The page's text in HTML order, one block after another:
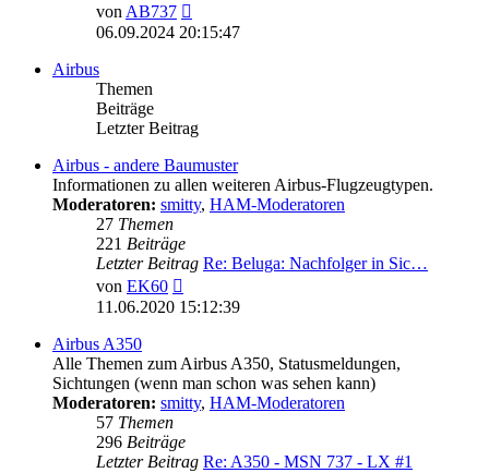
vonAB737
Beitrag
06.09.2024 20:15:47
Airbus
Themen
Beiträge
Letzter Beitrag
Airbus - andere Baumuster
Informationen zu allen weiteren Airbus-Flugzeugtypen.
Moderatoren: smitty, HAM-Moderatoren
27 Themen
221 Beiträge
Letzter Beitrag Re: Beluga: Nachfolger in Sic…
von EK60
Beitrag
11.06.2020 15:12:39
Airbus A350
Alle Themen zum Airbus A350, Statusmeldungen,
Sichtungen (wenn man schon was sehen kann)
Moderatoren: smitty, HAM-Moderatoren
57 Themen
296 Beiträge
Letzter Beitrag Re: A350 - MSN 737 - LX #1